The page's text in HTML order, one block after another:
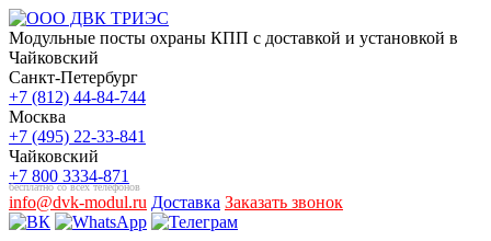
Модульные посты охраны КПП с доставкой и установкой в
Чайковский
Санкт-Петербург
+7 (812) 44-84-744
Москва
+7 (495) 22-33-841
Чайковский
+7 800 3334-871
бесплатно со всех телефонов
info@dvk-modul.ru Доставка Заказать звонок